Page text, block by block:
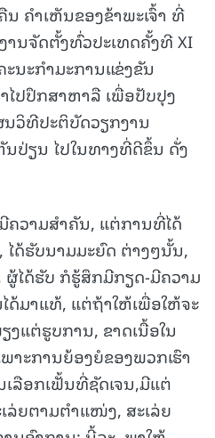
ຄໍາເຫັນຂອງຂ້າພະເຈົ້າ ທີ່
ານຈັດຕັ້ງທົ່ວປະເທດຄັ້ງທີ XI
ນະກໍາມະການແຂ່ງຂັນ
ໄປປຶກສາຫາລື ເພື່ອປັບປຸງ
ວິທີປະຕິບັດວຽກງານ
ປ່ຽນ ໄປໃນທາງທີ່ດີຂຶ້ນ ດັ່ງ
ຄວາມສໍາຄັນ, ແຕ່ການທີ່ໄດ້
ໄດ້ຮັບນາມມະຍົດ ຕ່າງໆນັ້ນ,
ໄດ້ຮັບ ກໍຮູ້ສຶກມີກຽດ-ມີຄວາມ
ມາແທ້, ແຕ່ຖ້າໃຫ້ເພື່ອໃຫ້ຈະ
ງແຕ່ຮູບການ, ຂາດເນື້ອໃນ
າະການຍ້ອງຍໍຂອງພວກເຮົາ
ລືອກເຟັ້ນທີ່ຊັດເຈນ,ມີແຕ່
ລ່ຍຕາມຕໍາແໜ່ງ, ສະເລ່ຍ